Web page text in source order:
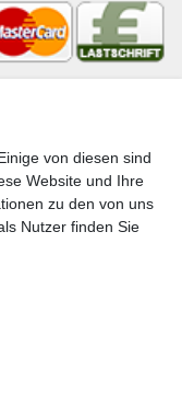
von diesen sind
Website und Ihre
zu den von uns
Nutzer finden Sie